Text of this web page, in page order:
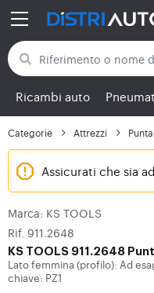
Torna alle categorie
Ricambi auto
Categorie Attrezzi
Assicurati che sia
Marca: KS TOOLS
Rif. 911.2648
KS TOOLS 911.2648
Lato femmina (profilo): Ad
chiave: PZ1